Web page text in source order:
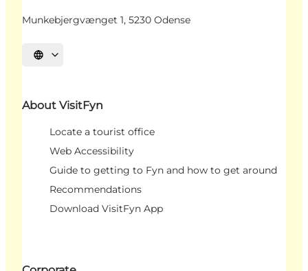
Munkebjergvænget 1, 5230 Odense
Select language
About VisitFyn
Locate a tourist office
Web Accessibility
Guide to getting to Fyn and how to get around
Recommendations
Download VisitFyn App